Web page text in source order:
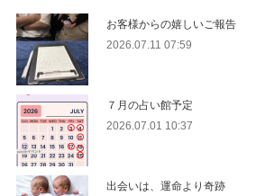
お客様からの嬉しいご報告
2026.07.11 07:59
７月の占い館予定
2026.07.01 10:37
出会いは、運命より奇跡